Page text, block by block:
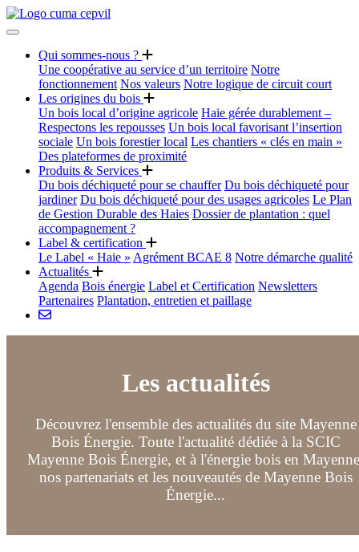
Qui sommes-nous ?
Une coopérative au service d’un territoire Notre
fonctionnement Nos valeurs Notre logique de circuit court
Les origines du bois
Un bois local d’origine agricole Haie gérée durablement –
Respectons les repousses Un bois local favorisant l’insertion
sociale Un bois forestier local Les chantiers « clés en main »
Des plateformes de proximité
Produits & Services
Du bois déchiqueté pour se chauffer Du bois déchiqueté pour
jardiner Du bois déchiqueté pour des usages agricoles Le Plan
de Gestion Durable des Haies Dossier de plantation : quel
accompagnement ?
Label & certification
Le Label « Haie » Agrément BCAE 8 Notre démarche qualité
Actualités
Agenda Bois énergie Label et Certification Newsletters
Partenaires Plantation, entretien et paillage
Les actualités
Découvrez l'ensemble des actualités du site Mayenne
Bois Énergie. Toute l'actualité dédiée à la SCIC
Mayenne Bois Énergie, et à l'énergie bois en
nos partenariats et les nouveautés de Mayenne Bois
Énergie...